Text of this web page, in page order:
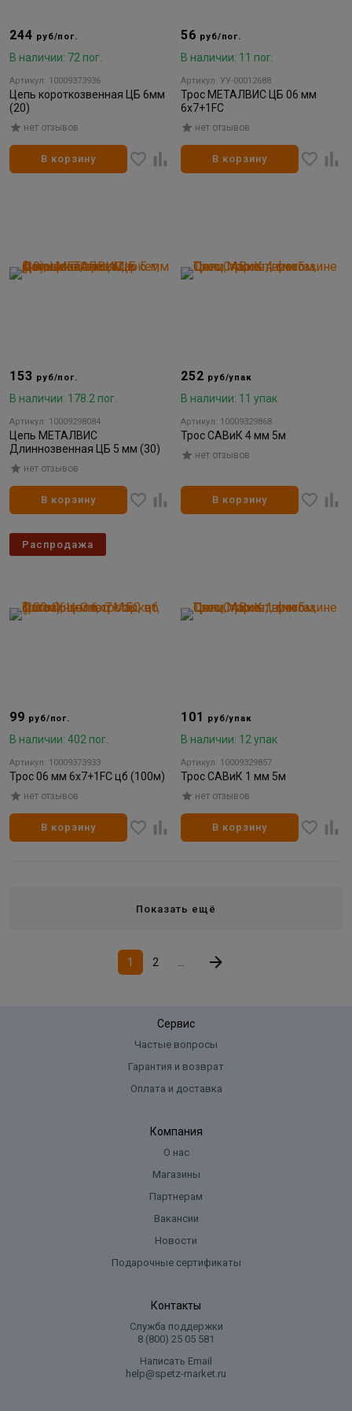
244 руб/пог.
В наличии: 72 пог.
Артикул: 10009373936
Цепь короткозвенная ЦБ 6мм
(20)
нет отзывов
В корзину
56 руб/пог.
В наличии: 11 пог.
Артикул: УУ-00012688
Трос МЕТАЛВИС ЦБ 06 мм
6х7+1FC
нет отзывов
В корзину
153 руб/пог.
В наличии: 178.2 пог.
Артикул: 10009298084
Цепь МЕТАЛВИС
Длиннозвенная ЦБ 5 мм (30)
нет отзывов
В корзину
252 руб/упак
В наличии: 11 упак
Артикул: 10009329868
Трос САВиК 4 мм 5м
нет отзывов
В корзину
99 руб/пог.
В наличии: 402 пог.
Артикул: 10009373933
Трос 06 мм 6х7+1FC цб (100м)
нет отзывов
В корзину
Распродажа
101 руб/упак
В наличии: 12 упак
Артикул: 10009329857
Трос САВиК 1 мм 5м
нет отзывов
В корзину
Показать ещё
1 2
Сервис
Частые вопросы
Гарантия и возврат
Оплата и доставка
Компания
О нас
Магазины
Партнерам
Вакансии
Новости
Подарочные сертификаты
Контакты
Служба поддержки
8 (800) 25 05 581
Написать Email
help@spetz-market.ru